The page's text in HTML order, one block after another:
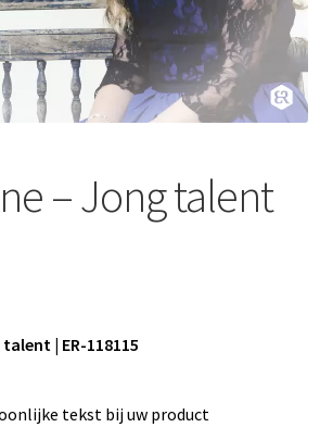
– Jong talent
| ER-118115
tekst bij uw product